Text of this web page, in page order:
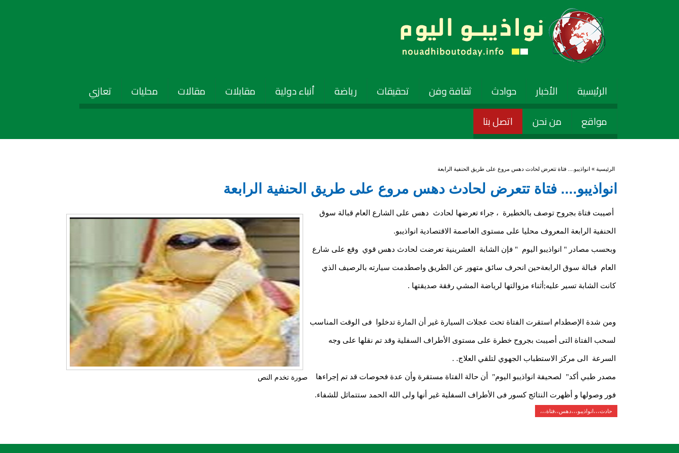
الرئيسية الأخبار حوادث ثقافة وفن تحقيقات رياضة أنباء دولية مقابلات مقالات محليات
تعازي
مواقع
من نحن اتصل بنا
أنت هنا
الرئيسية » انواذيبو.... فتاة تتعرض لحادث دهس مروع على طريق الحنفية الرابعة
انواذيبو.... فتاة تتعرض لحادث دهس مروع على طريق الحنفية الرابعة
صورة تخدم النص
أصيبت فتاة بجروح توصف بالخطيرة ، جراء تعرضها لحادث دهس على الشارع العام قبالة سوق
الحنفية الرابعة المعروف محليا على مستوى العاصمة الاقتصادية انواذيبو.
وبحسب مصادر " انواذيبو اليوم " فإن الشابة العشرينية تعرضت لحادث دهس قوي وقع على شارع
العام قبالة سوق الرابعةحين انحرف سائق متهور عن الطريق واصطدمت سيارته بالرصيف الذي
كانت الشابة تسير عليه;أثناء مزوالتها لرياضة المشي رفقة صديقتها .
ومن شدة الإصطدام استقرت الفتاة تحت عجلات السيارة غير أن المارة تدخلوا فى الوقت المناسب
لسحب الفتاة التى أصيبت بجروح خطرة على مستوى الأطراف السفلية وقد تم نقلها على وجه
السرعة الى مركز الاستطباب الجهوي لتلقي العلاج. .
مصدر طبي أكد" لصحيفة انواذيبو اليوم" أن حالة الفتاة مستقرة وأن عدة فحوصات قد تم إجراءها
فور وصولها و أظهرت النتائج كسور فى الأطراف السفلية غير أنها ولى الله الحمد ستتماثل للشفاء.
حادث،،،انواذيبو،،،دهس،،فتاة،،،